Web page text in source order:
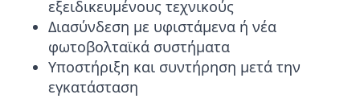
εξειδικευμένους τεχνικούς
Διασύνδεση με υφιστάμενα ή νέα
φωτοβολταϊκά συστήματα
Υποστήριξη και συντήρηση μετά την
εγκατάσταση